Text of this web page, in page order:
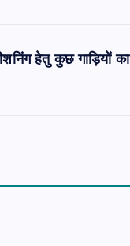
हेतु कुछ गाड़ियों का